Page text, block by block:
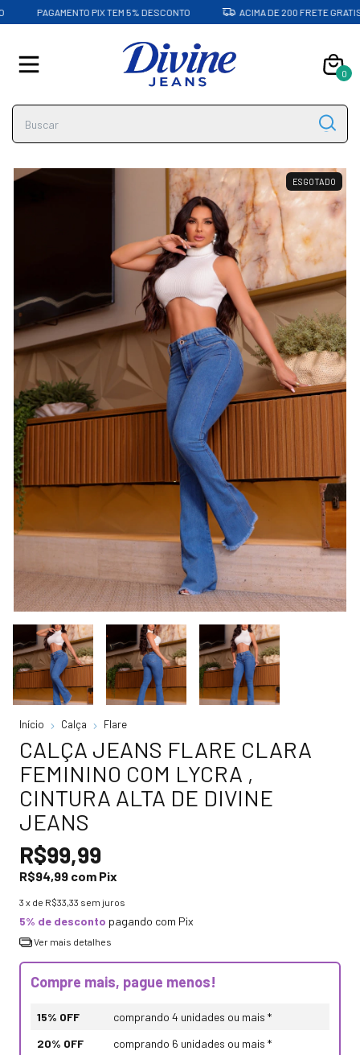
PAGAMENTO PIX TEM 5% DESCONTO ACIMA DE 200 FRETE GRATIS
0
ESGOTADO
Início Calça Flare
CALÇA JEANS FLARE CLARA
FEMININO COM LYCRA ,
CINTURA ALTA DE DIVINE
JEANS
R$99,99
R$94,99 com Pix
3 x de R$33,33 sem juros
5% de desconto pagando com Pix
Ver mais detalhes
Compre mais, pague menos!
15% OFF
comprando 4 unidades ou mais *
20% OFF
comprando 6 unidades ou mais *